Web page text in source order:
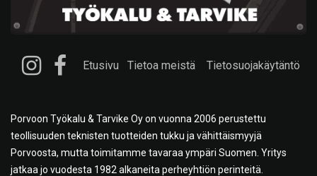
Etusivu Tietoa meistä Tietosuojakäytäntö
Porvoon Työkalu & Tarvike Oy on vuonna 2006 perustettu
teollisuuden teknisten tuotteiden tukku ja vähittäismyyjä
Porvoosta, mutta toimitamme tavaraa ympäri Suomen. Yritys
jatkaa jo vuodesta 1982 alkaneita perheyhtiön perinteitä.